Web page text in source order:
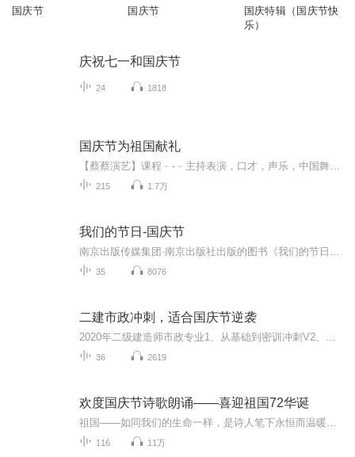
国庆节 国庆节
国庆特辑（国庆节快
乐）
庆祝七一和国庆节
24 1818
国庆节为祖国献礼
215 1.7万
我们的节日-国庆节
35 8076
二建市政冲刺，适合国庆节逆袭
36 2619
欢度国庆节诗歌朗诵——喜迎祖国72华诞
116 11万